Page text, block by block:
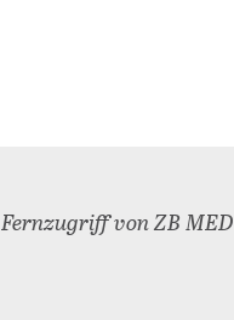
Fernzugriff von ZB MED